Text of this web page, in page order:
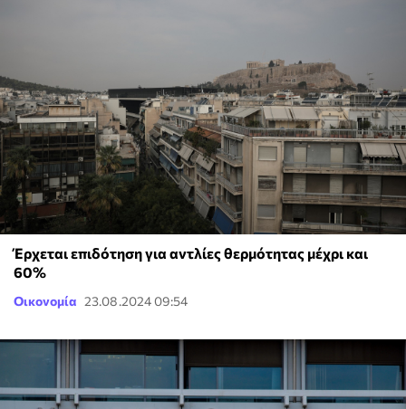
Έρχεται επιδότηση για αντλίες θερμότητας μέχρι και
60%
Οικονομία 23.08.2024 09:54